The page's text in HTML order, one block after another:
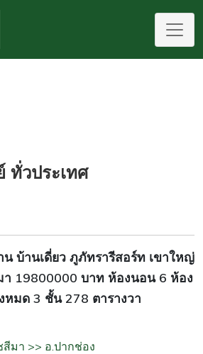
ทั่วประเทศ
บ้านเดี่ยว ภูภัทรารีสอร์ท เขาใหญ่
19800000 บาท ห้องนอน 6 ห้อง
มด 3 ชั้น 278 ตารางวา
มา >> อ.ปากช่อง